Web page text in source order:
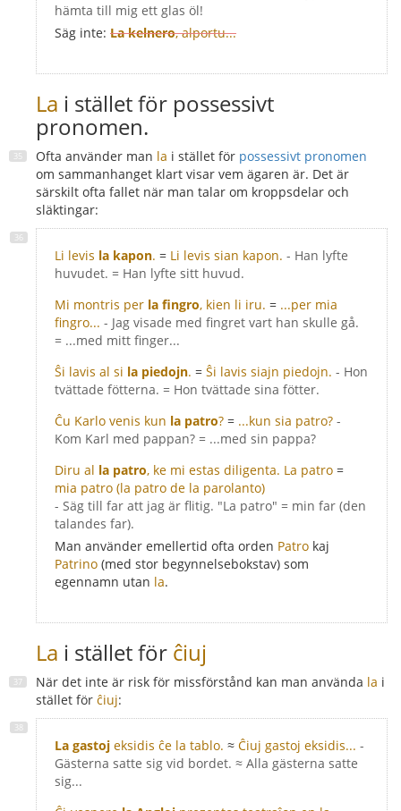
hämta till mig ett glas öl!
Säg inte: La kelnero, alportu...
La i stället för possessivt
pronomen.
Ofta använder man la i stället för possessivt pronomen
om sammanhanget klart visar vem ägaren är. Det är
särskilt ofta fallet när man talar om kroppsdelar och
släktingar:
Li levis la kapon. = Li levis sian kapon. - Han lyfte
huvudet. = Han lyfte sitt huvud.
Mi montris per la fingro, kien li iru. = ...per mia
fingro... - Jag visade med fingret vart han skulle gå.
= ...med mitt finger...
Ŝi lavis al si la piedojn. = Ŝi lavis siajn piedojn. - Hon
tvättade fötterna. = Hon tvättade sina fötter.
Ĉu Karlo venis kun la patro? = ...kun sia patro? -
Kom Karl med pappan? = ...med sin pappa?
Diru al la patro, ke mi estas diligenta. La patro =
mia patro (la patro de la parolanto)
- Säg till far att jag är flitig. "La patro" = min far (den
talandes far).
Man använder emellertid ofta orden Patro kaj
Patrino (med stor begynnelsebokstav) som
egennamn utan la.
La i stället för ĉiuj
När det inte är risk för missförstånd kan man använda la i
stället för ĉiuj:
La gastoj eksidis ĉe la tablo. ≈ Ĉiuj gastoj eksidis... -
Gästerna satte sig vid bordet. ≈ Alla gästerna satte
sig...